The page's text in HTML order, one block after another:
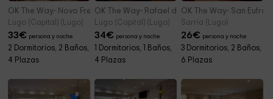
OK The Way- Novo Freiré
Lugo (Capital) (Lugo)
33€ persona y noche
2 Dormitorios, 2 Baños,
4 Plazas
OK The Way- Rafael de Vega
Lugo (Capital) (Lugo)
34€ persona y noche
1 Dormitorios, 1 Baños,
4 Plazas
OK The Way- San
Sarria (Lugo)
26€ persona y noche
3 Dormitorios, 2 Baños,
6 Plazas